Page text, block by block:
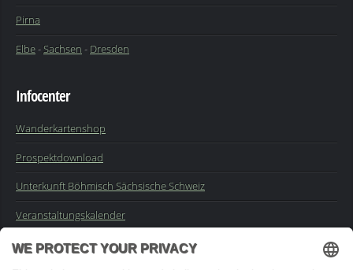
Pirna
Elbe-Sachsen - Dresden
Infocenter
Wanderkartenshop
Prospektdownload
Unterkunft Böhmisch Sächsische Schweiz
Veranstaltungskalender